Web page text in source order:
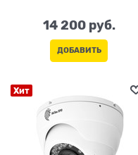
14 200 руб.
ДОБАВИТЬ
Хит